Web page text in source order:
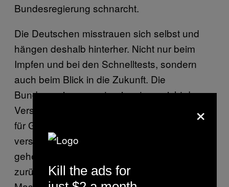
Bundesregierung schnarcht.
Die Deutschen misstrauen sich selbst und
hängen deshalb hinterher. Nicht nur beim
Impfen und bei den Schnelltests, sondern
auch beim Blick in die Zukunft. Die
Bundesregierung unternimmt gar nicht den
Versuch, die Frage nach den Grundrechten
für Geimpfte zu beantworten – und
verschleppt damit auch andere Themen. Es
gehe nicht nur darum, Geimpften Rechte
zurückzugeben und dann – zum Beispiel fürs
×
Kill the ads for